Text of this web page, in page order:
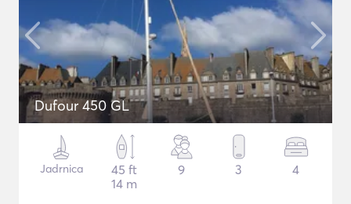
Dufour 450 GL
Jadrnica
45 ft
14 m
9 3 4